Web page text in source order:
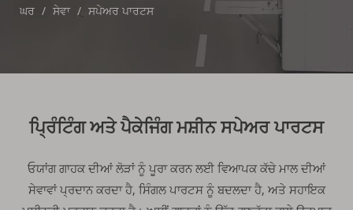
ਘਰ / ਸੇਵਾ / ਸਪੇਅਰ ਪਾਰਟਸ
ਪ੍ਰਿੰਟਿੰਗ ਅਤੇ ਪੈਕੇਜਿੰਗ ਮਸ਼ੀਨ ਸਪੇਅਰ ਪਾਰਟਸ
ਓਯਾਂਗ ਗਾਹਕ ਦੀਆਂ ਲੋੜਾਂ ਨੂੰ ਪੂਰਾ ਕਰਨ ਲਈ ਵਿਆਪਕ ਕੱਚੇ ਮਾਲ ਦੀਆਂ
ਸੇਵਾਵਾਂ ਪ੍ਰਦਾਨ ਕਰਦਾ ਹੈ, ਸਿੰਗਲ ਪਾਰਟਸ ਨੂੰ ਬਦਲਦਾ ਹੈ, ਅਤੇ ਸਹਾਇਕ